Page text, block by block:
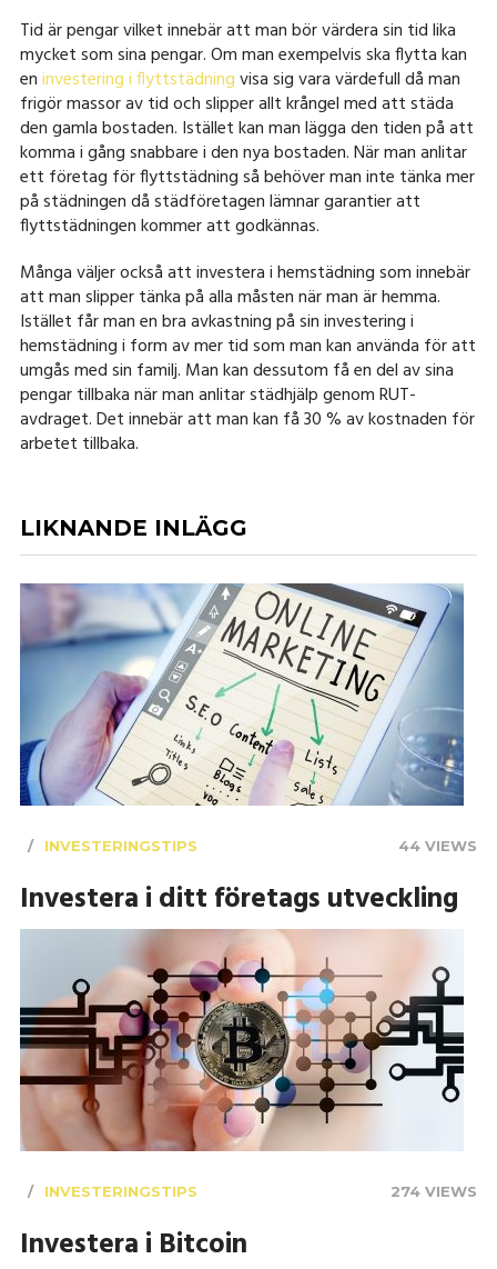
Tid är pengar vilket innebär att man bör värdera sin tid lika
mycket som sina pengar. Om man exempelvis ska flytta kan
eninvestering i flyttstädningvisa sig vara värdefull då man
frigör massor av tid och slipper allt krångel med att städa
den gamla bostaden. Istället kan man lägga den tiden på att
komma i gång snabbare i den nya bostaden. När man anlitar
ett företag för flyttstädning så behöver man inte tänka mer
på städningen då städföretagen lämnar garantier att
flyttstädningen kommer att godkännas.
Många väljer också att investera i hemstädning som innebär
att man slipper tänka på alla måsten när man är hemma.
Istället får man en bra avkastning på sin investering i
hemstädning i form av mer tid som man kan använda för att
umgås med sin familj. Man kan dessutom få en del av sina
pengar tillbaka när man anlitar städhjälp genom RUT-
avdraget. Det innebär att man kan få 30 % av kostnaden för
arbetet tillbaka.
LIKNANDE INLÄGG
INVESTERINGSTIPS 44 VIEWS
Investera i ditt företags utveckling
INVESTERINGSTIPS 274 VIEWS
Investera i Bitcoin